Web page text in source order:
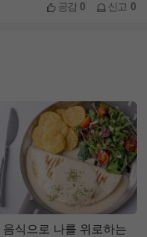
공감0 신고 0
음식으로 나를 위로하는